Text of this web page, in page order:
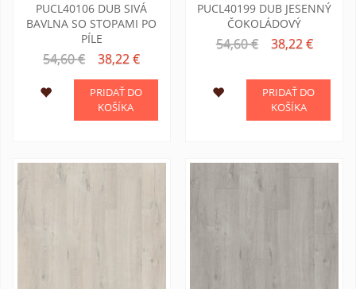
PUCL40106 DUB SIVÁ
BAVLNA SO STOPAMI PO
PÍLE
54,60 € 38,22 €
PRIDAŤ DO
KOŠÍKA
PUCL40199 DUB JESENNÝ
ČOKOLÁDOVÝ
54,60 € 38,22 €
PRIDAŤ DO
KOŠÍKA